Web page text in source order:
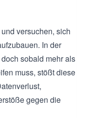
versuchen, sich
In der
sobald mehr als
muss, stößt diese
gegen die